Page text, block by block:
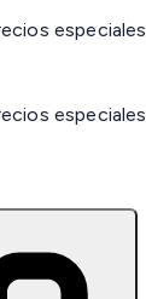
especiales
especiales